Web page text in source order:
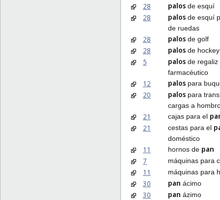
28 palos de esquí
28 palos de esquí
de ruedas
28 palos de golf
28 palos de hockey
5 palos de regaliz
farmacéutico
12 palos para
20 palos para
cargas a
21 cajas para el
21
cestas para el
doméstico
11 hornos de pan
7
máquinas para
11 máquinas para
30 pan ácimo
30 pan ázimo